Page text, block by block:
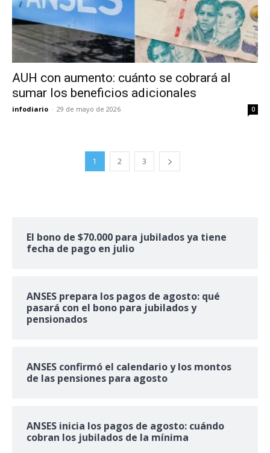
AUH con aumento: cuánto se cobrará al
sumar los beneficios adicionales
infodiario - 29 de mayo de 2026 0
1 2 3
El bono de $70.000 para jubilados ya tiene
fecha de pago en julio
ANSES prepara los pagos de agosto: qué
pasará con el bono para jubilados y
pensionados
ANSES confirmó el calendario y los montos
de las pensiones para agosto
ANSES inicia los pagos de agosto: cuándo
cobran los jubilados de la mínima